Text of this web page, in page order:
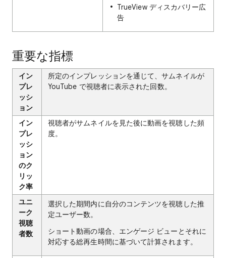
TrueView ディスカバリー広
告
重要な指標
イン
プレ
ッシ
ョン
所定のインプレッションを通じて、サムネイルが
YouTube で視聴者に表示された回数。
イン
プレ
ッシ
ョン
のク
リッ
ク率
視聴者がサムネイルを見た後に動画を視聴した頻
度。
ユニ
ーク
視聴
者数
選択した期間内に自分のコンテンツを視聴した推
定ユーザー数。
ショート動画の場合、エンゲージ ビューとそれに
対応する総再生時間に基づいて計算されます。